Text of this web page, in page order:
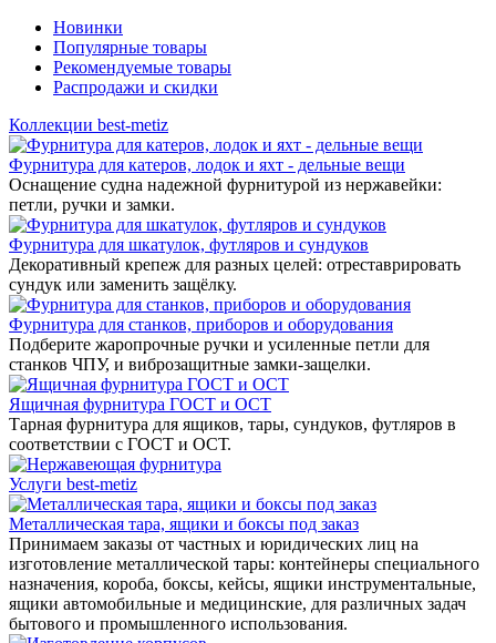
Новинки
Популярные товары
Рекомендуемые товары
Распродажи и скидки
Коллекции best-metiz
Фурнитура для катеров, лодок и яхт - дельные вещи
Оснащение судна надежной фурнитурой из нержавейки:
петли, ручки и замки.
Фурнитура для шкатулок, футляров и сундуков
Декоративный крепеж для разных целей: отреставрировать
сундук или заменить защёлку.
Фурнитура для станков, приборов и оборудования
Подберите жаропрочные ручки и усиленные петли для
станков ЧПУ, и виброзащитные замки-защелки.
Ящичная фурнитура ГОСТ и ОСТ
Тарная фурнитура для ящиков, тары, сундуков, футляров в
соответствии с ГОСТ и ОСТ.
Услуги best-metiz
Металлическая тара, ящики и боксы под заказ
Принимаем заказы от частных и юридических лиц на
изготовление металлической тары: контейнеры специального
назначения, короба, боксы, кейсы, ящики инструментальные,
ящики автомобильные и медицинские, для различных задач
бытового и промышленного использования.